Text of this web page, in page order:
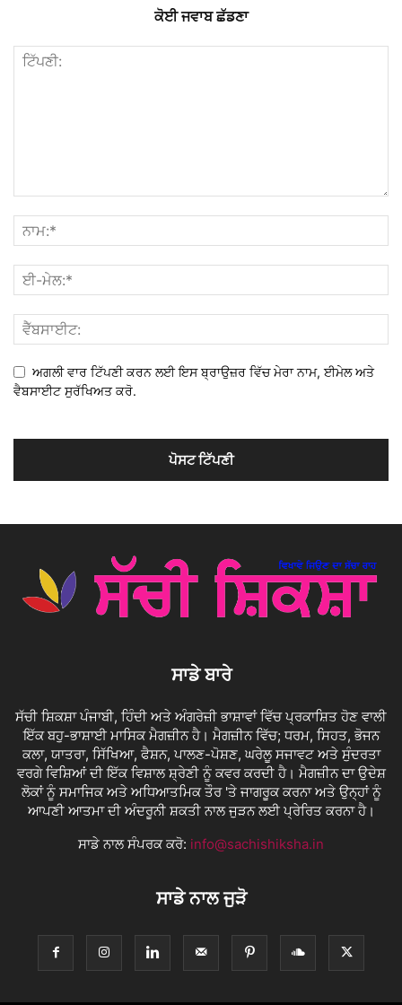
ਕੋਈ ਜਵਾਬ ਛੱਡਣਾ
ਅਗਲੀ ਵਾਰ ਟਿੱਪਣੀ ਕਰਨ ਲਈ ਇਸ ਬ੍ਰਾਉਜ਼ਰ ਵਿੱਚ ਮੇਰਾ ਨਾਮ, ਈਮੇਲ ਅਤੇ
ਵੈਬਸਾਈਟ ਸੁਰੱਖਿਅਤ ਕਰੋ.
ਸਾਡੇ ਬਾਰੇ
ਸੱਚੀ ਸ਼ਿਕਸ਼ਾ ਪੰਜਾਬੀ, ਹਿੰਦੀ ਅਤੇ ਅੰਗਰੇਜ਼ੀ ਭਾਸ਼ਾਵਾਂ ਵਿੱਚ ਪ੍ਰਕਾਸ਼ਿਤ ਹੋਣ ਵਾਲੀ
ਇੱਕ ਬਹੁ-ਭਾਸ਼ਾਈ ਮਾਸਿਕ ਮੈਗਜ਼ੀਨ ਹੈ। ਮੈਗਜ਼ੀਨ ਵਿੱਚ; ਧਰਮ, ਸਿਹਤ, ਭੋਜਨ
ਕਲਾ, ਯਾਤਰਾ, ਸਿੱਖਿਆ, ਫੈਸ਼ਨ, ਪਾਲਣ-ਪੋਸ਼ਣ, ਘਰੇਲੂ ਸਜਾਵਟ ਅਤੇ ਸੁੰਦਰਤਾ
ਵਰਗੇ ਵਿਸ਼ਿਆਂ ਦੀ ਇੱਕ ਵਿਸ਼ਾਲ ਸ਼੍ਰੇਣੀ ਨੂੰ ਕਵਰ ਕਰਦੀ ਹੈ। ਮੈਗਜ਼ੀਨ ਦਾ ਉਦੇਸ਼
ਲੋਕਾਂ ਨੂੰ ਸਮਾਜਿਕ ਅਤੇ ਅਧਿਆਤਮਿਕ ਤੌਰ 'ਤੇ ਜਾਗਰੂਕ ਕਰਨਾ ਅਤੇ ਉਨ੍ਹਾਂ ਨੂੰ
ਆਪਣੀ ਆਤਮਾ ਦੀ ਅੰਦਰੂਨੀ ਸ਼ਕਤੀ ਨਾਲ ਜੁੜਨ ਲਈ ਪ੍ਰੇਰਿਤ ਕਰਨਾ ਹੈ।
ਸਾਡੇ ਨਾਲ ਸੰਪਰਕ ਕਰੋ: info@sachishiksha.in
ਸਾਡੇ ਨਾਲ ਜੁੜੋ